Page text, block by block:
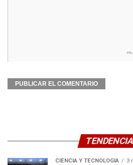
CIENCIA Y TECNOLOGÍA 3